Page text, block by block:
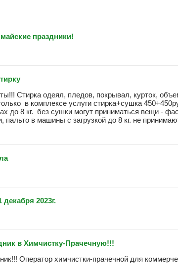
праздники!
Стирка одеял, пледов, покрывал, курток,
в комплексе услуги стирка+сушка
до 8 кг. без сушки могут приниматься вещи -
пальто в машины с загрузкой до 8 кг. не
2023г.
в Химчистку-Прачечную!!!
Оператор химчистки-прачечной для